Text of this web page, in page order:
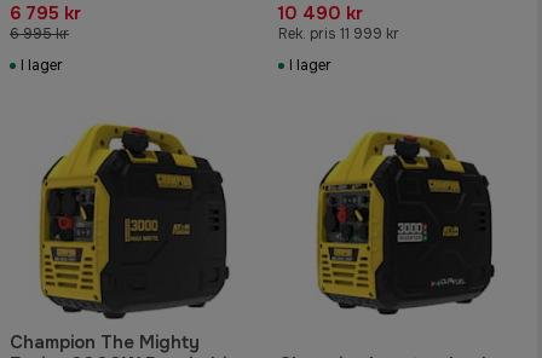
6 795 kr
6 995 kr
I lager
10 490 kr
Rek. pris 11 999 kr
I lager
Champion The Mighty